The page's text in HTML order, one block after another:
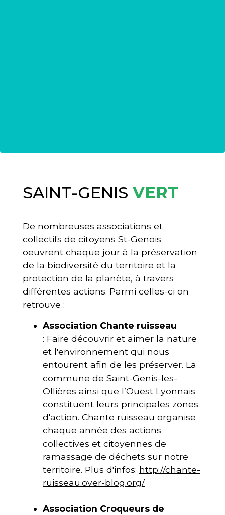
SAINT-GENIS VERT
De nombreuses associations et
collectifs de citoyens St-Genois
oeuvrent chaque jour à la préservation
de la biodiversité du territoire et la
protection de la planète, à travers
différentes actions. Parmi celles-ci on
retrouve :
Association Chante ruisseau
: Faire découvrir et aimer la nature
et l'environnement qui nous
entourent afin de les préserver. La
commune de Saint-Genis-les-
Ollières ainsi que l’Ouest Lyonnais
constituent leurs principales zones
d'action. Chante ruisseau organise
chaque année des actions
collectives et citoyennes de
ramassage de déchets sur notre
territoire. Plus d'infos: http://chante-
ruisseau.over-blog.org/
Association Croqueurs de